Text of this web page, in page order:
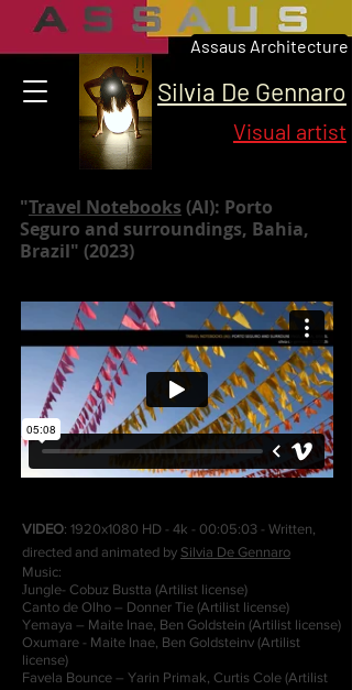
Silvia De Gennaro
Visual artist
Assaus Architecture
"Travel Notebooks (AI): Porto
Seguro and surroundings, Bahia,
Brazil" (2023)
VIDEO: 1920x1080 HD - 4k - 00:05:03 - Written,
directed and animated by Silvia De Gennaro
Music:
Jungle- Cobuz Bustta (Artilist license)
Canto de Olho – Donner Tie (Artilist license)
Yemaya – Maite Inae, Ben Goldstein (Artilist license)
Oxumare - Maite Inae, Ben Goldsteinv (Artilist
license)
Favela Bounce – Yarin Primak, Curtis Cole (Artilist